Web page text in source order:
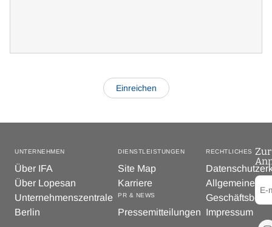
UNTERNEHMEN
Über IFA
Über Lopesan
Unternehmenszentrale
Berlin
DIENSTLEISTUNGEN
Site Map
Karriere
PR & NEWS
Pressemitteilungen
RECHTLICHES
Allgemeine
Impressum